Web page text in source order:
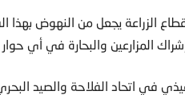
الزراعة يجعل من النهوض بهذا
المزارعين والبحارة في أي
في اتحاد الفلاحة والصيد